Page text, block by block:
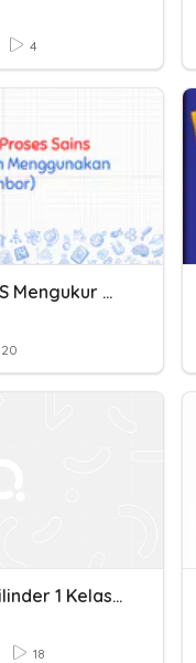
4
Sains Tahun 2: KPS Mengukur & Menggunakan Nombor
20
Perbaikan Blok Silinder 1 Kelas 12
18